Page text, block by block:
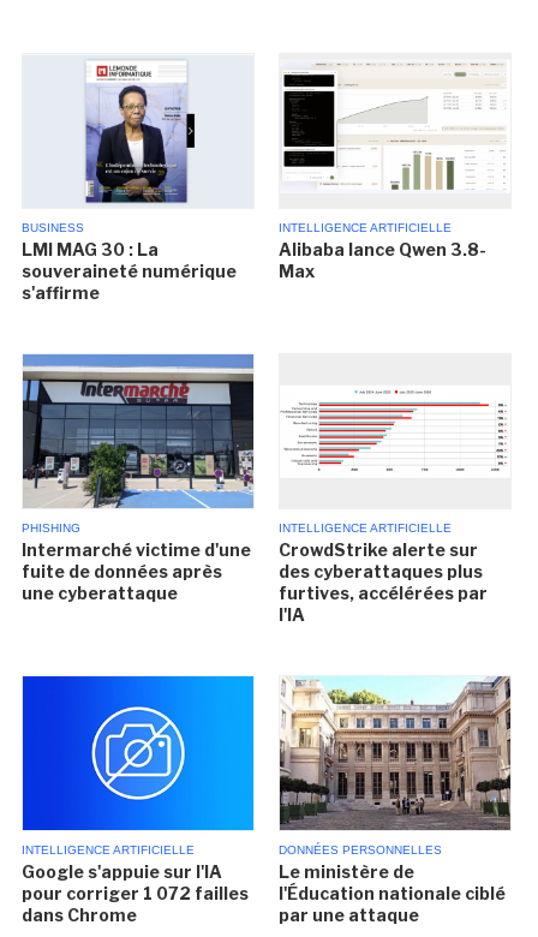
BUSINESS
LMI MAG 30 : La
souveraineté numérique
s'affirme
INTELLIGENCE ARTIFICIELLE
Alibaba lance Qwen 3.8-
Max
PHISHING
Intermarché victime d'une
fuite de données après
une cyberattaque
INTELLIGENCE ARTIFICIELLE
CrowdStrike alerte sur
des cyberattaques plus
furtives, accélérées par
l'IA
INTELLIGENCE ARTIFICIELLE
Google s'appuie sur l'IA
pour corriger 1 072 failles
dans Chrome
DONNÉES PERSONNELLES
Le ministère de
l'Éducation nationale ciblé
par une attaque